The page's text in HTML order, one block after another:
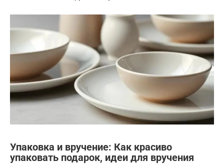
Упаковка и вручение: Как красиво
упаковать подарок, идеи для вручения